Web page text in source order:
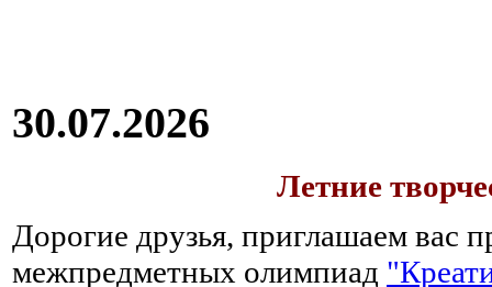
30.07.2026
Летние
Дорогие друзья, приглашаем вас
межпредметных олимпиад